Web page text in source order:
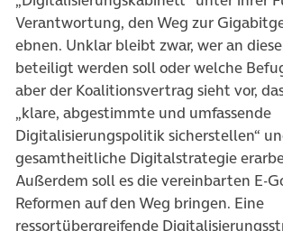
Verantwortung, den Weg zur
ebnen. Unklar bleibt zwar, wer an
beteiligt werden soll oder welche
aber der Koalitionsvertrag sieht vor,
„klare, abgestimmte und umfassende
Digitalisierungspolitik sicherstellen“
gesamtheitliche Digitalstrategie
Außerdem soll es die vereinbarten E-
Reformen auf den Weg bringen. Eine
ressortübergreifende